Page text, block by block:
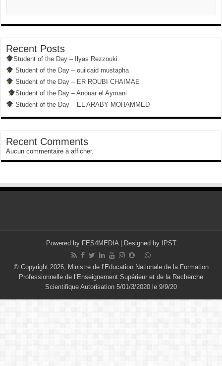
Recent Posts
Student of the Day – Ilyas Rezzouki
Student of the Day – ouilcaid mustapha
Student of the Day – ER ROUBI CHAIMAE
Student of the Day – Anouar el Aymani
Student of the Day – EL ARABY MOHAMMED
Recent Comments
Aucun commentaire à afficher.
Powered by FES4MEDIA| Designed by IPST
© Copyright 2026, Ministre de l’Education Nationale de la Formation
Professionnelle de l’Enseignement Supérieur et de la Recherche
Scientifique Autorisation 5/01/3/2020 le 9/9/20